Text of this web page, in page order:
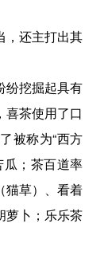
，还主打出其
纷挖掘起具有
喜茶使用了口
被称为“西方
瓜；茶百道率
猫草）、看着
萝卜；乐乐茶